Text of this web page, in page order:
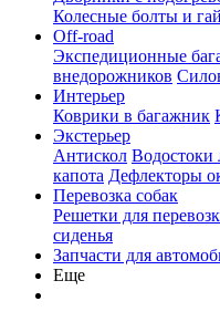
Колесные болты и
Off-road
Экспедиционные
внедорожников
Интерьер
Коврики в багажник
Экстерьер
Антискол Водостоки
капота Дефлекторы
Перевозка собак
Решетки для
сиденья
Запчасти для
Еще